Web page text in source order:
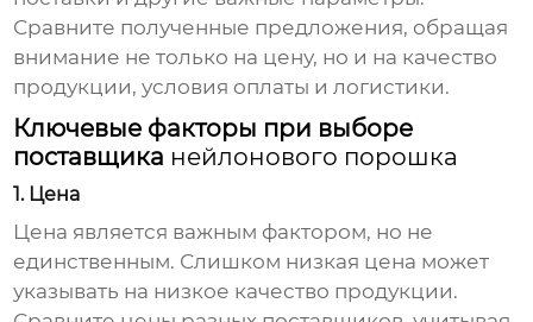
Сравните полученные предложения, обращая
внимание не только на цену, но и на качество
продукции, условия оплаты и логистики.
Ключевые факторы при выборе
поставщика нейлонового порошка
1. Цена
Цена является важным фактором, но не
единственным. Слишком низкая цена может
указывать на низкое качество продукции.